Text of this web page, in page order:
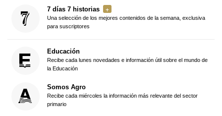
7 días 7 historias
Una selección de los mejores contenidos de la semana, exclusiva
para suscriptores
Educación
Recibe cada lunes novedades e información útil sobre el mundo de
la Educación
Somos Agro
Recibe cada miércoles la información más relevante del sector
primario